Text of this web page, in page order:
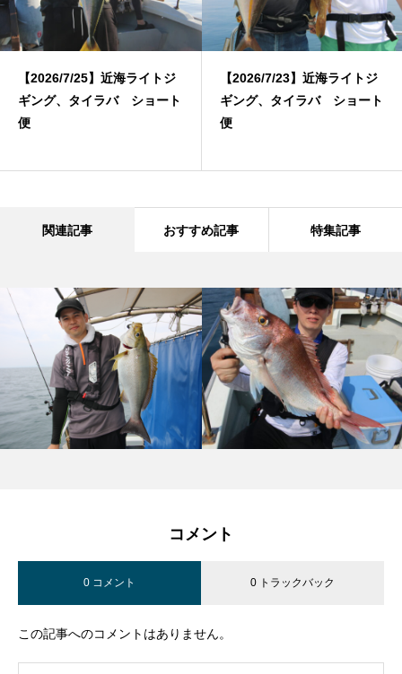
【2026/7/25】近海ライトジ
ギング、タイラバ ショート
便
【2026/7/23】近海ライトジ
ギング、タイラバ ショート
便
関連記事 おすすめ記事 特集記事
コメント
0 コメント 0 トラックバック
この記事へのコメントはありません。